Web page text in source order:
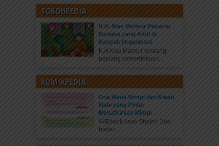
TOKOHPEDIA
K.H. Mas Mansur Pejuang
Bangsa yang Aktif di
Banyak Organisasi
K.H Mas Mansur seorang
pejuang kemerdekaan...
KOMIKPEDIA
Doa Minta Mimpi dan Kisah
Nabi yang Pintar
Menafsirkan Mimpi
Ebook Anak Shaleh Doa
harian...